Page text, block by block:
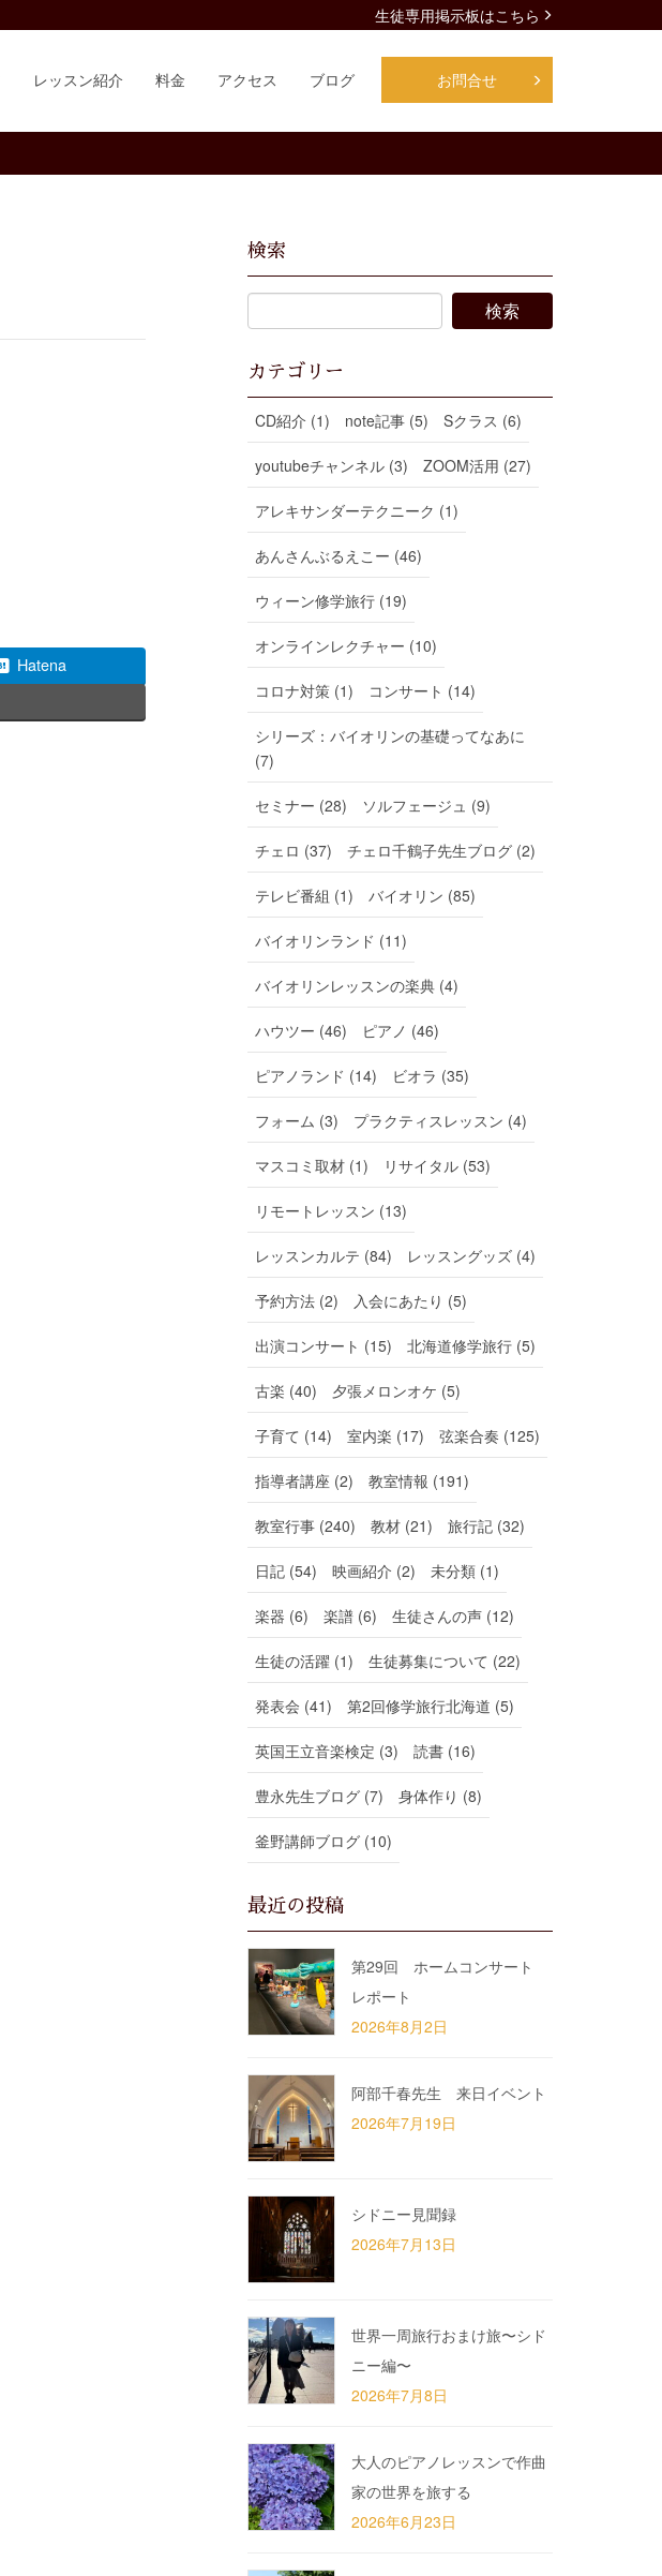
生徒専用掲示板はこちら
レッスン紹介 料金 アクセス ブログ お問合せ
Hatena
検索
カテゴリー
CD紹介 (1) note記事 (5) Sクラス (6)
youtubeチャンネル (3) ZOOM活用 (27)
アレキサンダーテクニーク (1)
あんさんぶるえこー (46)
ウィーン修学旅行 (19)
オンラインレクチャー (10)
コロナ対策 (1) コンサート (14)
シリーズ：バイオリンの基礎ってなあに
(7)
セミナー (28) ソルフェージュ (9)
チェロ (37) チェロ千鶴子先生ブログ (2)
テレビ番組 (1) バイオリン (85)
バイオリンランド (11)
バイオリンレッスンの楽典 (4)
ハウツー (46) ピアノ (46)
ピアノランド (14) ビオラ (35)
フォーム (3) プラクティスレッスン (4)
マスコミ取材 (1) リサイタル (53)
リモートレッスン (13)
レッスンカルテ (84) レッスングッズ (4)
予約方法 (2) 入会にあたり (5)
出演コンサート (15) 北海道修学旅行 (5)
古楽 (40) 夕張メロンオケ (5)
子育て (14) 室内楽 (17) 弦楽合奏 (125)
指導者講座 (2) 教室情報 (191)
教室行事 (240) 教材 (21) 旅行記 (32)
日記 (54) 映画紹介 (2) 未分類 (1)
楽器 (6) 楽譜 (6) 生徒さんの声 (12)
生徒の活躍 (1) 生徒募集について (22)
発表会 (41) 第2回修学旅行北海道 (5)
英国王立音楽検定 (3) 読書 (16)
豊永先生ブログ (7) 身体作り (8)
釜野講師ブログ (10)
最近の投稿
第29回 ホームコンサート
レポート
2026年8月2日
阿部千春先生 来日イベント
2026年7月19日
シドニー見聞録
2026年7月13日
世界一周旅行おまけ旅〜シド
ニー編〜
2026年7月8日
大人のピアノレッスンで作曲
家の世界を旅する
2026年6月23日